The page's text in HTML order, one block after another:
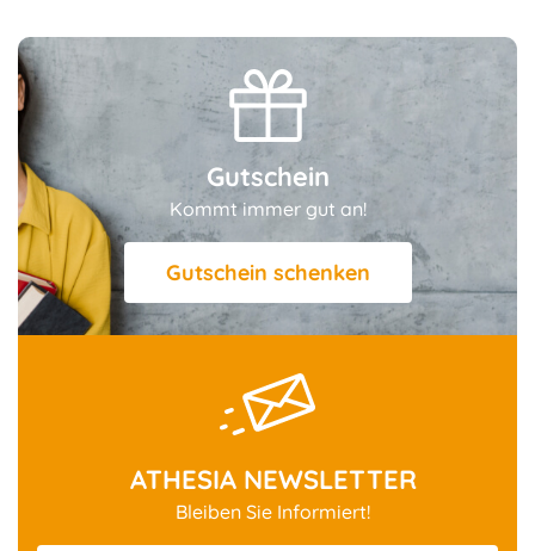
Gutschein
Kommt immer gut an!
Gutschein schenken
ATHESIA NEWSLETTER
Bleiben Sie Informiert!